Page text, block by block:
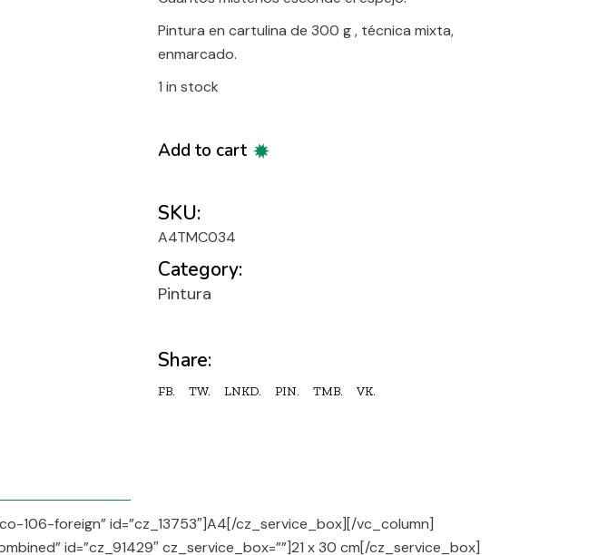
Pintura en cartulina de 300 g , técnica mixta,
enmarcado.
1 in stock
Add to cart
SKU:
A4TMC034
Category:
Pintura
Share:
FB. TW. LNKD. PIN. TMB. VK.
106-foreign” id=”cz_13753″]A4[/cz_service_box][/vc_column]
id=”cz_91429″ cz_service_box=””]21 x 30 cm[/cz_service_box]